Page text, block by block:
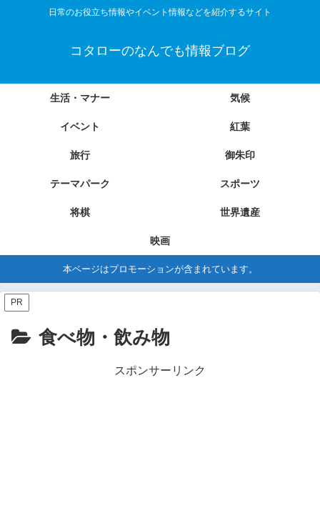
日常のお役立ち情報やイベント情報などを紹介するサイト
コタローのなんでも情報ブログ
生活・マナー 気候
イベント 紅葉
旅行 御朱印
テーマパーク スポーツ
将棋 世界遺産
映画
本ページはプロモーションが含まれています。
PR
食べ物・飲み物
スポンサーリンク